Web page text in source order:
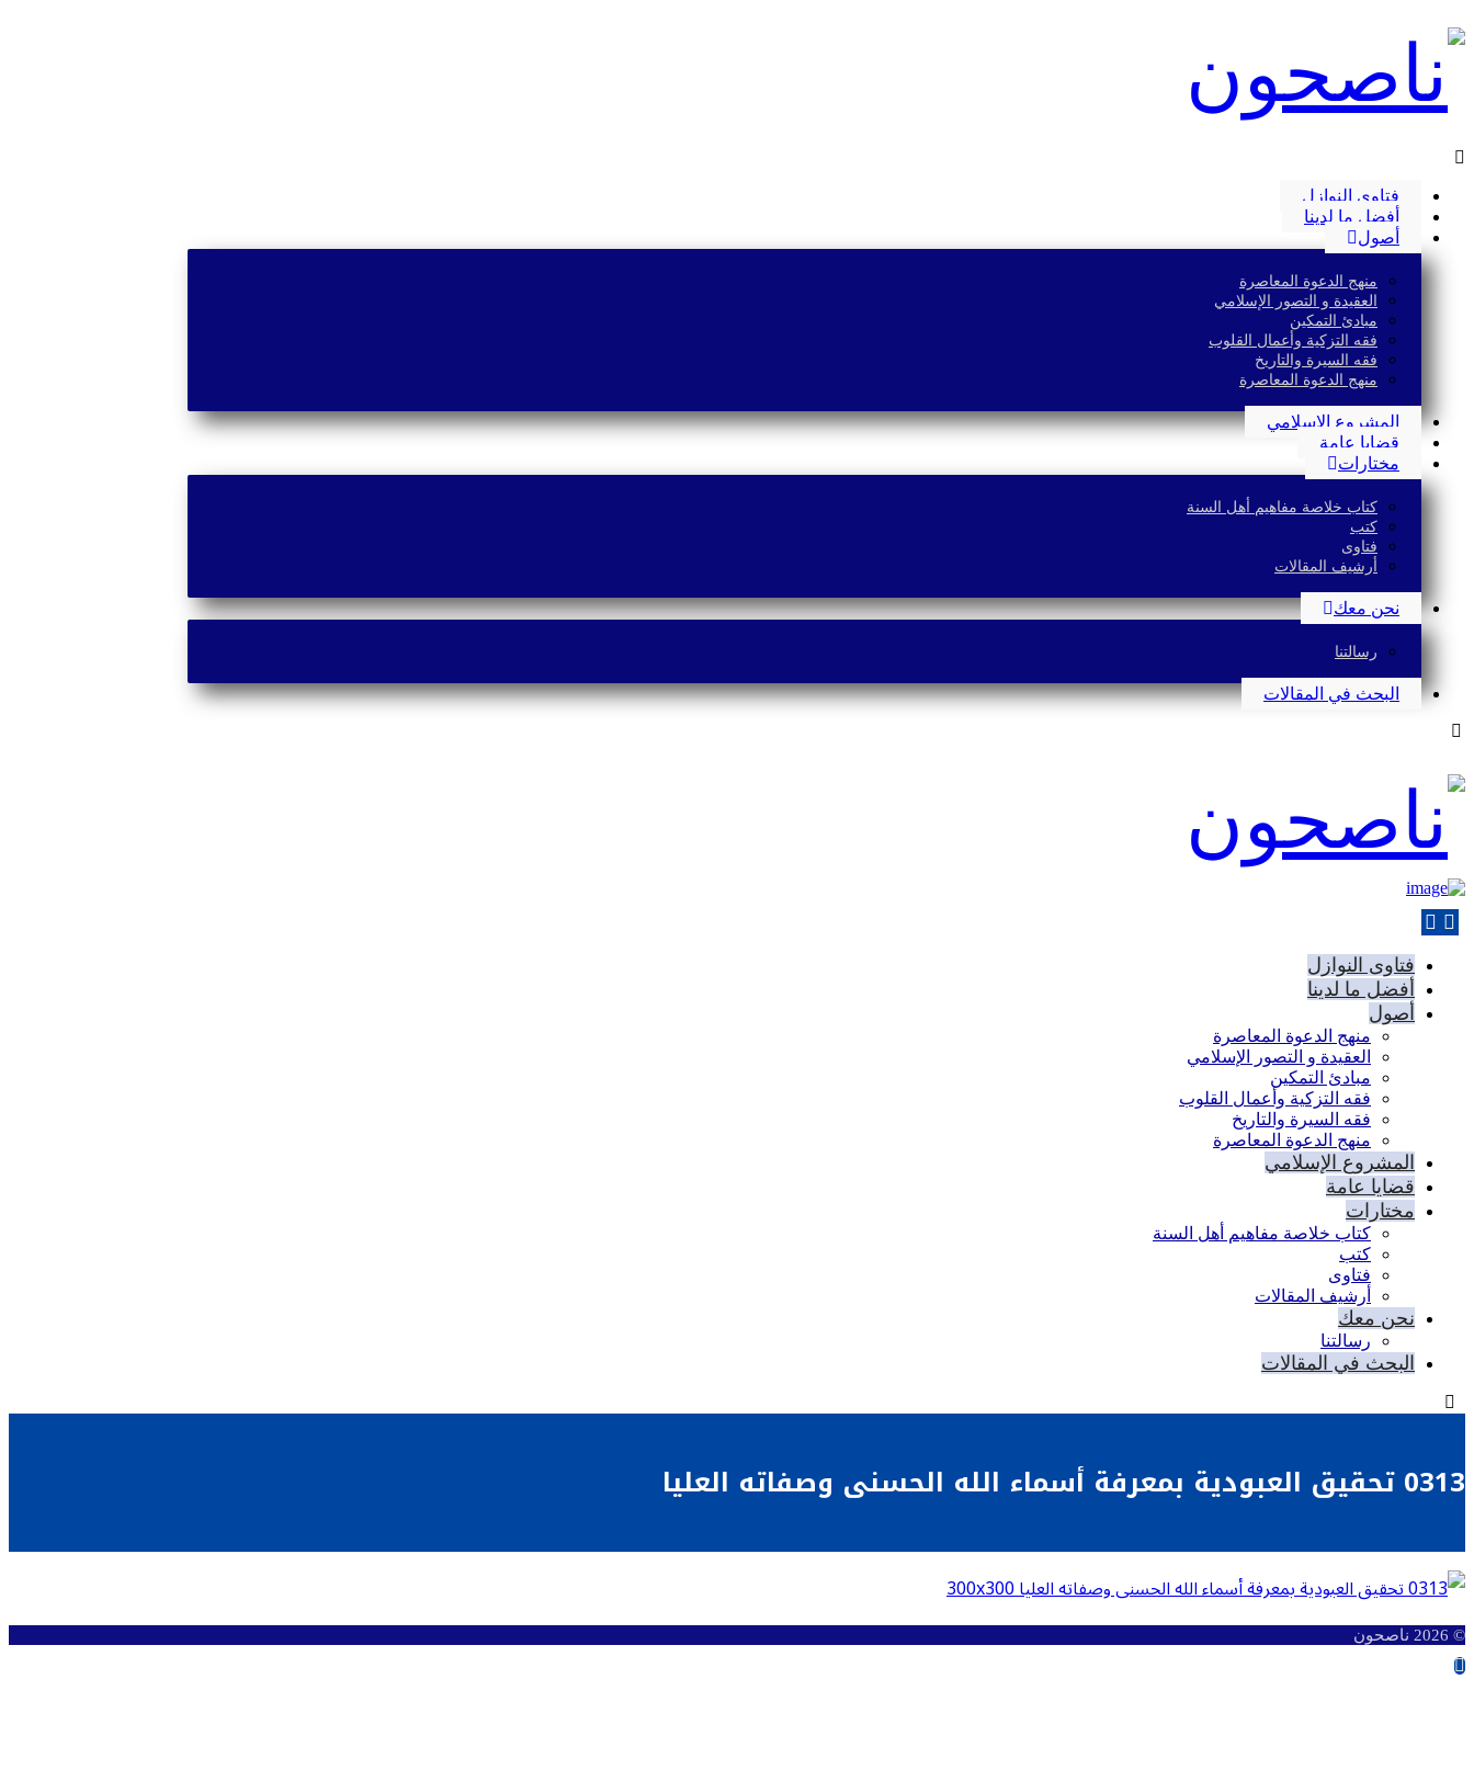
فتاوى النوازل
أفضل ما لدينا
أصول
منهج الدعوة المعاصرة
العقيدة و التصور الإسلامي
مبادئ التمكين
فقه التزكية وأعمال القلوب
فقه السيرة والتاريخ
منهج الدعوة المعاصرة
المشروع الإسلامي
قضايا عامة
مختارات
كتاب خلاصة مفاهيم أهل السنة
كتب
فتاوى
أرشيف المقالات
نحن معك
رسالتنا
البحث في المقالات
فتاوى النوازل
أفضل ما لدينا
أصول
منهج الدعوة المعاصرة
العقيدة و التصور الإسلامي
مبادئ التمكين
فقه التزكية وأعمال القلوب
فقه السيرة والتاريخ
منهج الدعوة المعاصرة
المشروع الإسلامي
قضايا عامة
مختارات
كتاب خلاصة مفاهيم أهل السنة
كتب
فتاوى
أرشيف المقالات
نحن معك
رسالتنا
البحث في المقالات
0313 تحقيق العبودية بمعرفة أسماء الله الحسنى وصفاته العليا
© 2026 ناصحون